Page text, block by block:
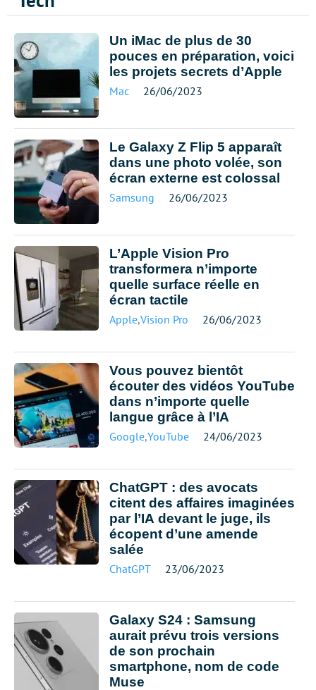
Un iMac de plus de 30
pouces en préparation, voici
les projets secrets d’Apple
Mac 26/06/2023
Le Galaxy Z Flip 5 apparaît
dans une photo volée, son
écran externe est colossal
Samsung 26/06/2023
L’Apple Vision Pro
transformera n’importe
quelle surface réelle en
écran tactile
Apple,Vision Pro 26/06/2023
Vous pouvez bientôt
écouter des vidéos YouTube
dans n’importe quelle
langue grâce à l’IA
Google,YouTube 24/06/2023
ChatGPT : des avocats
citent des affaires imaginées
par l’IA devant le juge, ils
écopent d’une amende
salée
ChatGPT 23/06/2023
Galaxy S24 : Samsung
aurait prévu trois versions
de son prochain
smartphone, nom de code
Muse